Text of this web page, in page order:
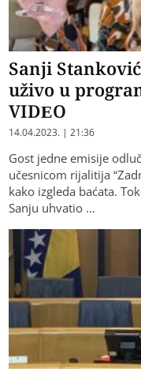
Sanji
uživo u
VIDEO
14.04.2023. | 21:36
Gost jedne emisije
učesnicom rijalitija
kako izgleda baćata.
Sanju uhvatio …